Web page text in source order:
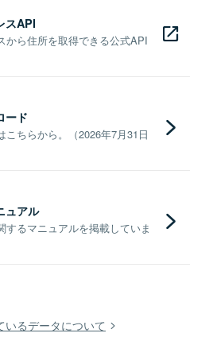
スAPI
から住所を取得できる公式API
ード
ちらから。（2026年7月31日
ュアル
るマニュアルを掲載していま
るデータについて